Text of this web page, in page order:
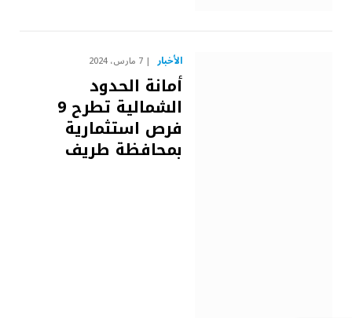
الأخبار 7 مارس، 2024
أمانة الحدود
الشمالية تطرح 9
فرص استثمارية
بمحافظة طريف